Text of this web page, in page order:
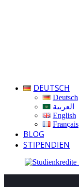
DEUTSCH
Deutsch
العربية
English
Français
BLOG
STIPENDIEN